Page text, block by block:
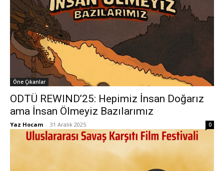
Öne Çıkanlar
ODTÜ REWIND’25: Hepimiz İnsan Doğarız
ama İnsan Ölmeyiz Bazılarımız
Yaz Hocam - 31 Aralık 2025 0